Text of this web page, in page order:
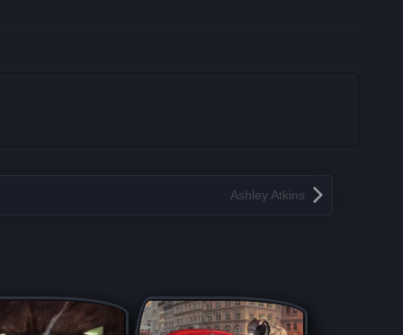
Ashley Atkins